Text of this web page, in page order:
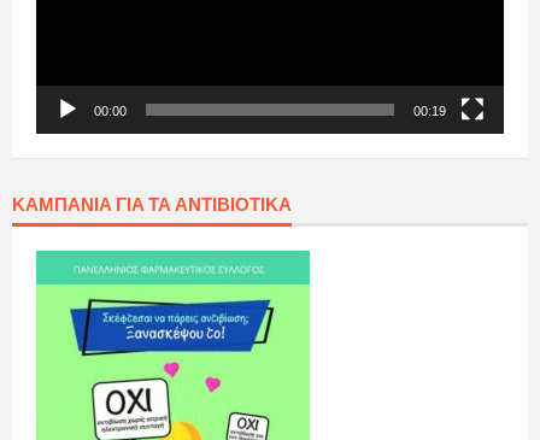
00:00 00:19
ΚΑΜΠΆΝΙΑ ΓΙΑ ΤΑ ΑΝΤΙΒΙΟΤΙΚΆ